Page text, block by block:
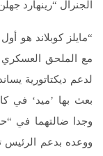
الجنرال “رينهارد
“مايلز كوبلاند
مع الملحق
لدعم ديكتاتورية
وجدا ضالتهما في
ووعده بدعم